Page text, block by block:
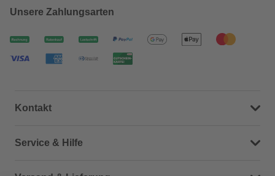
Unsere Zahlungsarten
Kontakt
Dein Kontakt zu uns
Service & Hilfe